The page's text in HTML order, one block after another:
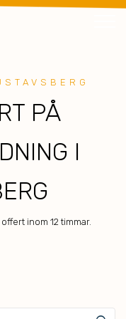
PÅ
I
inom 12 timmar.